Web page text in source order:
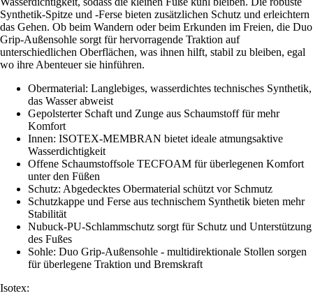
Synthetik-Spitze und -Ferse bieten zusätzlichen Schutz und erleichtern
das Gehen. Ob beim Wandern oder beim Erkunden im Freien, die Duo
Grip-Außensohle sorgt für hervorragende Traktion auf
unterschiedlichen Oberflächen, was ihnen hilft, stabil zu bleiben, egal
wo ihre Abenteuer sie hinführen.
Obermaterial: Langlebiges, wasserdichtes technisches Synthetik,
das Wasser abweist
Gepolsterter Schaft und Zunge aus Schaumstoff für mehr
Komfort
Innen: ISOTEX-MEMBRAN bietet ideale atmungsaktive
Wasserdichtigkeit
Offene Schaumstoffsole TECFOAM für überlegenen Komfort
unter den Füßen
Schutz: Abgedecktes Obermaterial schützt vor Schmutz
Schutzkappe und Ferse aus technischem Synthetik bieten mehr
Stabilität
Nubuck-PU-Schlammschutz sorgt für Schutz und Unterstützung
des Fußes
Sohle: Duo Grip-Außensohle - multidirektionale Stollen sorgen
für überlegene Traktion und Bremskraft
Isotex: